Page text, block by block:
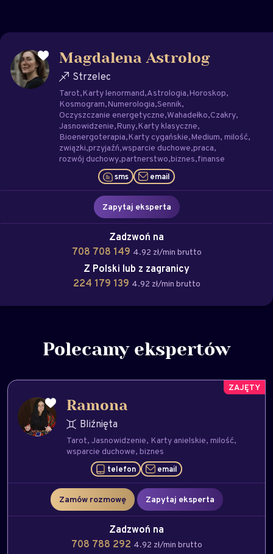
Magdalena Astrolog
Strzelec
Tarot Karty lenormand Astrologia Horoskop
Kosmogram Numerologia Sennik
Oczyszczanie energetyczne Wahadełko Czakry
Jasnowidzenie Runy Karty klasyczne
Bioenergoterapia Karty cygańskie Medium milość
związki przyjaźń wsparcie duchowe praca
rozwój duchowy partnerstwo biznes finanse
sms email
Zapytaj eksperta
Zadzwoń na
708 708 149 4.92 zł/min brutto
Z Polski lub z zagranicy
224 179 139 4.92 zł/min brutto
Polecamy ekspertów
Ramona
Bliźnięta
Tarot Jasnowidzenie Karty anielskie milość
wsparcie duchowe biznes
telefon email
Zamów rozmowę Zapytaj eksperta
Zadzwoń na
708 788 292 4.92 zł/min brutto